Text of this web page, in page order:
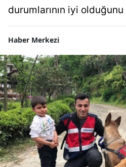
Bitlis
Bolu
Bursa
durumlarının iyi olduğunu
Haber Merkezi